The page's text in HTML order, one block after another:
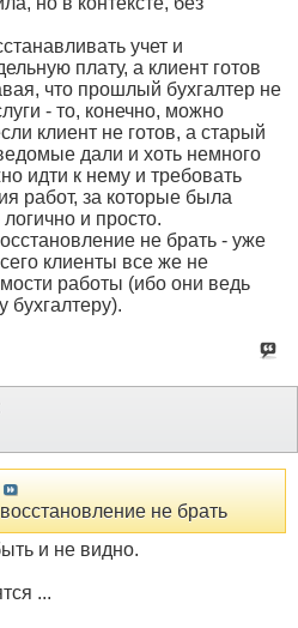
учет и
плату, а клиент готов
что прошлый бухгалтер не
- то, конечно, можно
клиент не готов, а старый
дали и хоть немного
идти к нему и требовать
работ, за которые была
и просто.
не брать - уже
клиенты все же не
работы (ибо они ведь
бухгалтеру).
не брать
и не видно.
...